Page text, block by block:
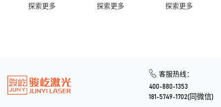
探索更多 探索更多 探索更多
客服热线：
400-880-1353
181-5749-1702(同微信)